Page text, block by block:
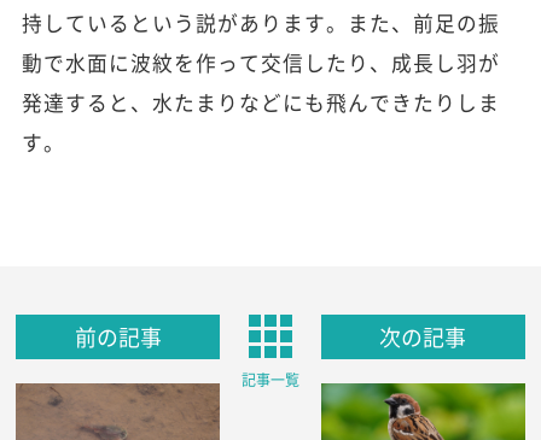
持しているという説があります。また、前足の振
動で水面に波紋を作って交信したり、成長し羽が
発達すると、水たまりなどにも飛んできたりしま
す。
前の記事
記事一覧
次の記事